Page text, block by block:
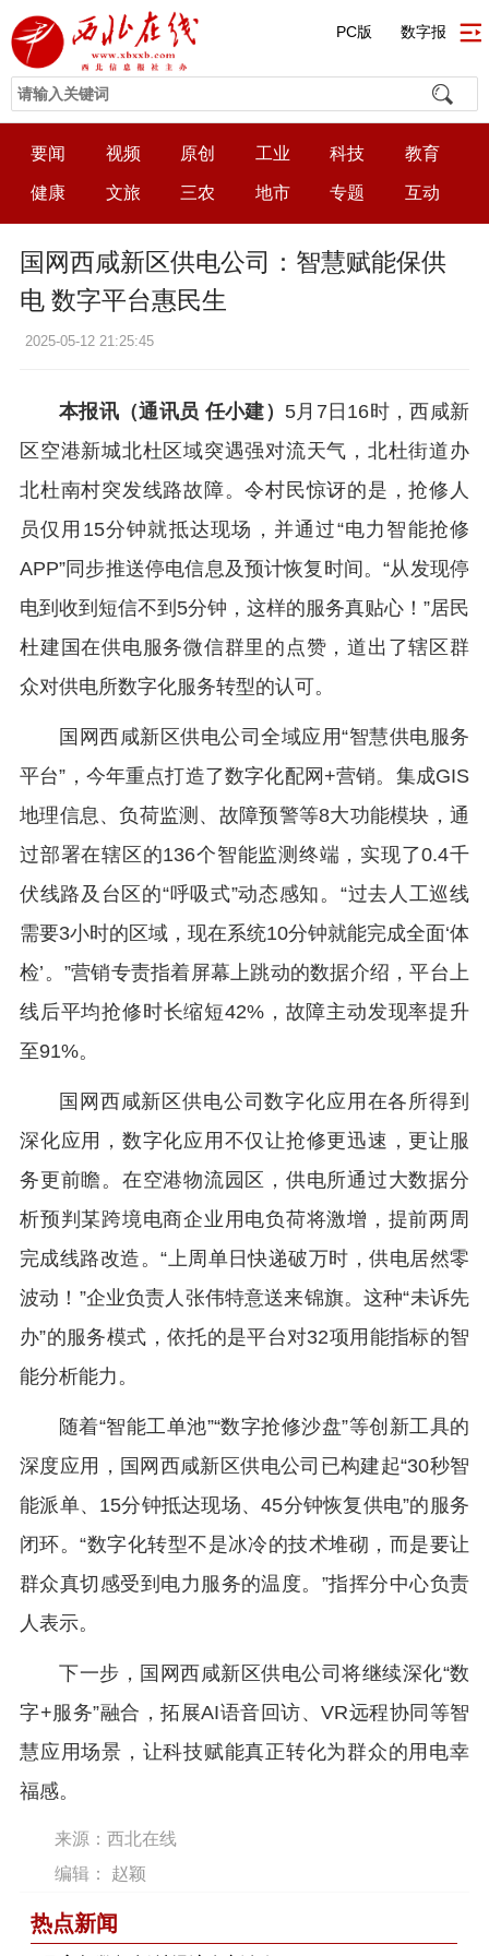
PC版 数字报
要闻 视频 原创 工业 科技 教育
健康 文旅 三农 地市 专题 互动
国网西咸新区供电公司：智慧赋能保供
电 数字平台惠民生
2025-05-12 21:25:45
本报讯（通讯员 任小建） 5月7日16时，西咸新
区空港新城北杜区域突遇强对流天气，北杜街道办
北杜南村突发线路故障。令村民惊讶的是，抢修人
员仅用15分钟就抵达现场，并通过“电力智能抢修
APP”同步推送停电信息及预计恢复时间。“从发现停
电到收到短信不到5分钟，这样的服务真贴心！”居民
杜建国在供电服务微信群里的点赞，道出了辖区群
众对供电所数字化服务转型的认可。
国网西咸新区供电公司全域应用“智慧供电服务
平台”，今年重点打造了数字化配网+营销。集成GIS
地理信息、负荷监测、故障预警等8大功能模块，通
过部署在辖区的136个智能监测终端，实现了0.4千
伏线路及台区的“呼吸式”动态感知。“过去人工巡线
需要3小时的区域，现在系统10分钟就能完成全面‘体
检’。”营销专责指着屏幕上跳动的数据介绍，平台上
线后平均抢修时长缩短42%，故障主动发现率提升
至91%。
国网西咸新区供电公司数字化应用在各所得到
深化应用，数字化应用不仅让抢修更迅速，更让服
务更前瞻。在空港物流园区，供电所通过大数据分
析预判某跨境电商企业用电负荷将激增，提前两周
完成线路改造。“上周单日快递破万时，供电居然零
波动！”企业负责人张伟特意送来锦旗。这种“未诉先
办”的服务模式，依托的是平台对32项用能指标的智
能分析能力。
随着“智能工单池”“数字抢修沙盘”等创新工具的
深度应用，国网西咸新区供电公司已构建起“30秒智
能派单、15分钟抵达现场、45分钟恢复供电”的服务
闭环。“数字化转型不是冰冷的技术堆砌，而是要让
群众真切感受到电力服务的温度。”指挥分中心负责
人表示。
下一步，国网西咸新区供电公司将继续深化“数
字+服务”融合，拓展AI语音回访、VR远程协同等智
慧应用场景，让科技赋能真正转化为群众的用电幸
福感。
来源：西北在线
编辑： 赵颖
热点新闻